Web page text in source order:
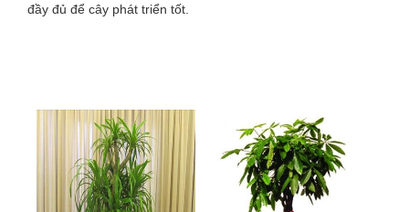
đầy đủ để cây phát triển tốt.